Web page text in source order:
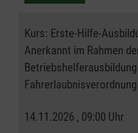
Kurs: Erste-Hilfe-
Anerkannt im Rahmen
14.11.2026 , 09:00 Uhr